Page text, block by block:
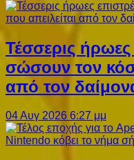
Τέσσερις
σώσουν τον
από τον
04 Αυγ 2026 6:27 μμ